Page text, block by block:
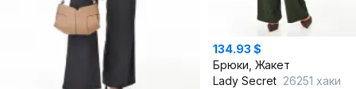
134.93 $
Брюки, Жакет
Lady Secret 26251 хаки